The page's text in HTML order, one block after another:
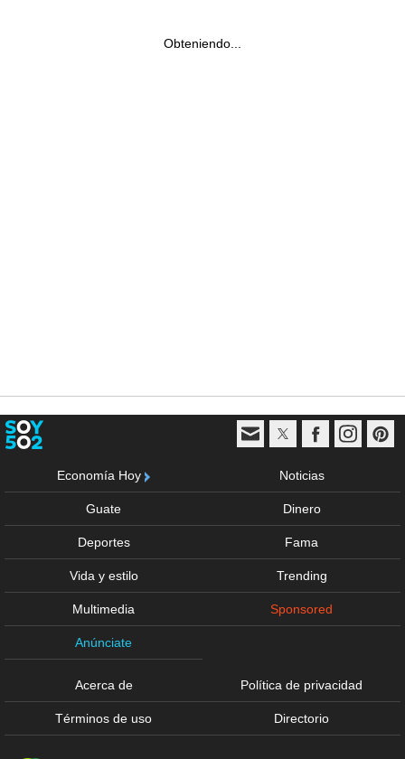
Obteniendo...
Economía Hoy Noticias
Guate Dinero
Deportes Fama
Vida y estilo Trending
Multimedia Sponsored
Anúnciate
Acerca de Política de privacidad
Términos de uso Directorio